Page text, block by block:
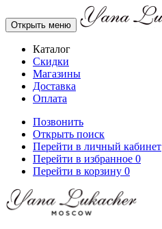
Открыть меню
Каталог
Скидки
Магазины
Доставка
Оплата
Позвонить
Открыть поиск
Перейти в личный кабинет
Перейти в избранное 0
Перейти в корзину 0